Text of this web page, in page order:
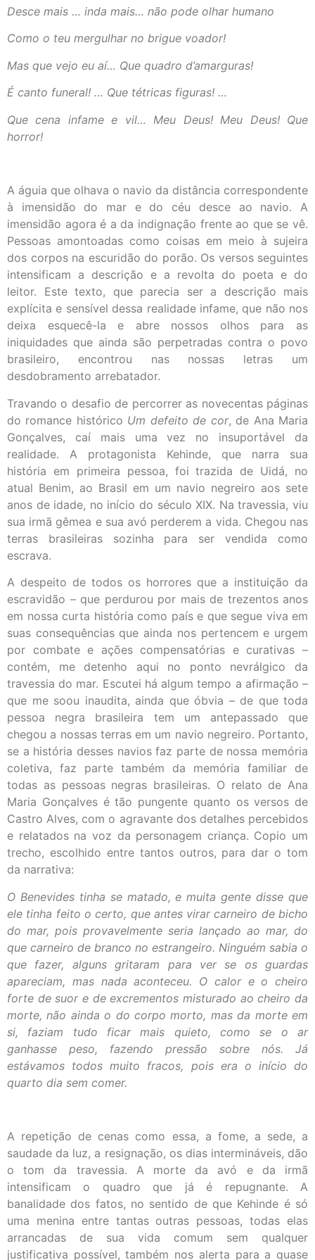
Desce mais … inda mais… não pode olhar humano
Como o teu mergulhar no brigue voador!
Mas que vejo eu aí… Que quadro d’amarguras!
É canto funeral! … Que tétricas figuras! …
Que cena infame e vil… Meu Deus! Meu Deus! Que
horror!
A águia que olhava o navio da distância correspondente
à imensidão do mar e do céu desce ao navio. A
imensidão agora é a da indignação frente ao que se vê.
Pessoas amontoadas como coisas em meio à sujeira
dos corpos na escuridão do porão. Os versos seguintes
intensificam a descrição e a revolta do poeta e do
leitor. Este texto, que parecia ser a descrição mais
explícita e sensível dessa realidade infame, que não nos
deixa esquecê-la e abre nossos olhos para as
iniquidades que ainda são perpetradas contra o povo
brasileiro, encontrou nas nossas letras um
desdobramento arrebatador.
Travando o desafio de percorrer as novecentas páginas
do romance histórico Um defeito de cor, de Ana Maria
Gonçalves, caí mais uma vez no insuportável da
realidade. A protagonista Kehinde, que narra sua
história em primeira pessoa, foi trazida de Uidá, no
atual Benim, ao Brasil em um navio negreiro aos sete
anos de idade, no início do século XIX. Na travessia, viu
sua irmã gêmea e sua avó perderem a vida. Chegou nas
terras brasileiras sozinha para ser vendida como
escrava.
A despeito de todos os horrores que a instituição da
escravidão – que perdurou por mais de trezentos anos
em nossa curta história como país e que segue viva em
suas consequências que ainda nos pertencem e urgem
por combate e ações compensatórias e curativas –
contém, me detenho aqui no ponto nevrálgico da
travessia do mar. Escutei há algum tempo a afirmação –
que me soou inaudita, ainda que óbvia – de que toda
pessoa negra brasileira tem um antepassado que
chegou a nossas terras em um navio negreiro. Portanto,
se a história desses navios faz parte de nossa memória
coletiva, faz parte também da memória familiar de
todas as pessoas negras brasileiras. O relato de Ana
Maria Gonçalves é tão pungente quanto os versos de
Castro Alves, com o agravante dos detalhes percebidos
e relatados na voz da personagem criança. Copio um
trecho, escolhido entre tantos outros, para dar o tom
da narrativa:
O Benevides tinha se matado, e muita gente disse que
ele tinha feito o certo, que antes virar carneiro de bicho
do mar, pois provavelmente seria lançado ao mar, do
que carneiro de branco no estrangeiro. Ninguém sabia o
que fazer, alguns gritaram para ver se os guardas
apareciam, mas nada aconteceu. O calor e o cheiro
forte de suor e de excrementos misturado ao cheiro da
morte, não ainda o do corpo morto, mas da morte em
si, faziam tudo ficar mais quieto, como se o ar
ganhasse peso, fazendo pressão sobre nós. Já
estávamos todos muito fracos, pois era o início do
quarto dia sem comer.
A repetição de cenas como essa, a fome, a sede, a
saudade da luz, a resignação, os dias intermináveis, dão
o tom da travessia. A morte da avó e da irmã
intensificam o quadro que já é repugnante. A
banalidade dos fatos, no sentido de que Kehinde é só
uma menina entre tantas outras pessoas, todas elas
arrancadas de sua vida comum sem qualquer
justificativa possível, também nos alerta para a quase